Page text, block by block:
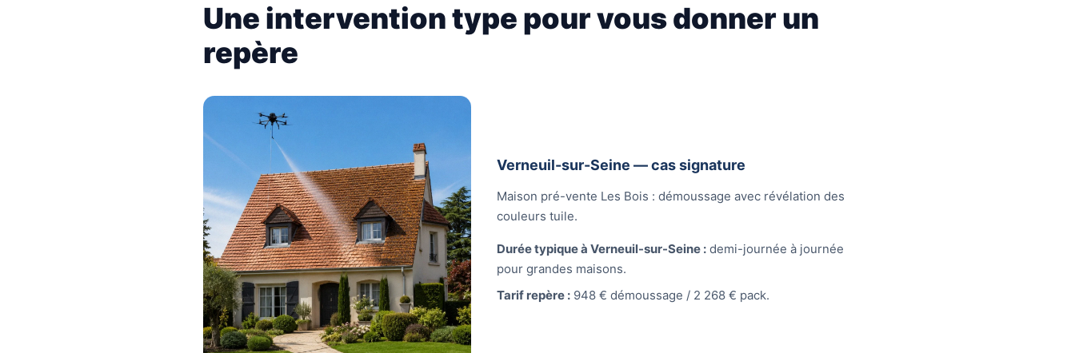
Une intervention type pour vous donner un
repère
Verneuil-sur-Seine — cas signature
Maison pré-vente Les Bois : démoussage avec révélation des
couleurs tuile.
Durée typique à Verneuil-sur-Seine : demi-journée à journée
pour grandes maisons.
Tarif repère : 948 € démoussage / 2 268 € pack.